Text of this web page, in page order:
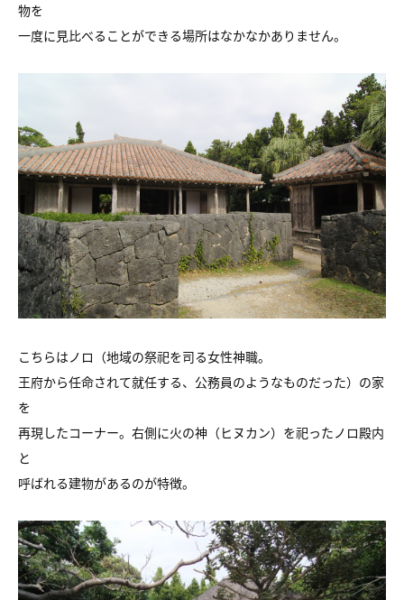
物を
一度に見比べることができる場所はなかなかありません。
こちらはノロ（地域の祭祀を司る女性神職。
王府から任命されて就任する、公務員のようなものだった）の家
を
再現したコーナー。右側に火の神（ヒヌカン）を祀ったノロ殿内
と
呼ばれる建物があるのが特徴。